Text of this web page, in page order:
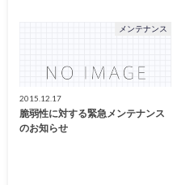
メンテナンス
2015.12.17
脆弱性に対する緊急メンテナンス
のお知らせ